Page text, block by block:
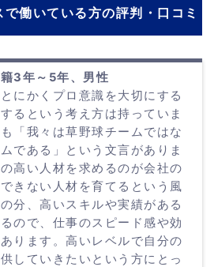
働いている方の評判・口コミ
3年～5年、男性
にかくプロ意識を大切にする
るという考え方は持っていま
「我々は草野球チームではな
である」という文言がありま
高い人材を求めるのが会社の
きない人材を育てるという風
分、高いスキルや実績がある
ので、仕事のスピード感や効
ります。高いレベルで自分の
していきたいという方にとっ